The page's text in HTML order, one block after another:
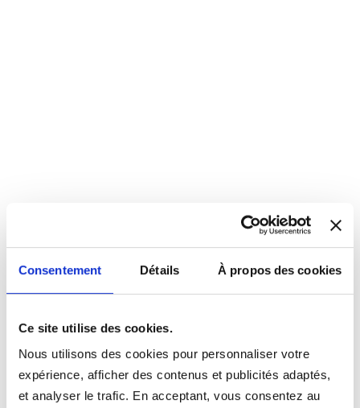
Consentement Détails À propos des cookies
Ce site utilise des cookies.
Nous utilisons des cookies pour personnaliser votre
expérience, afficher des contenus et publicités adaptés,
et analyser le trafic. En acceptant, vous consentez au